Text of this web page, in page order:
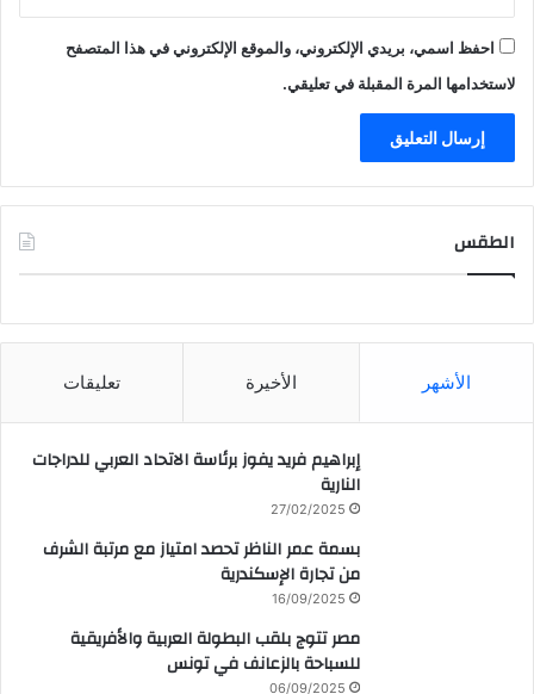
احفظ اسمي، بريدي الإلكتروني، والموقع الإلكتروني في هذا المتصفح
لاستخدامها المرة المقبلة في تعليقي.
الطقس
الأشهر الأخيرة تعليقات
إبراهيم فريد يفوز برئاسة الاتحاد العربي للدراجات
النارية
27/02/2025
بسمة عمر الناظر تحصد امتياز مع مرتبة الشرف
من تجارة الإسكندرية
16/09/2025
مصر تتوج بلقب البطولة العربية والأفريقية
للسباحة بالزعانف في تونس
06/09/2025